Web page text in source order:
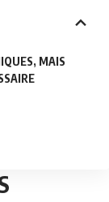
MAIS